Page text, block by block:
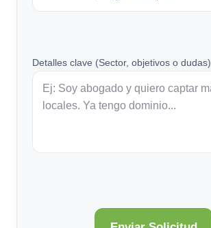
Detalles clave (Sector, objetivos o dudas)